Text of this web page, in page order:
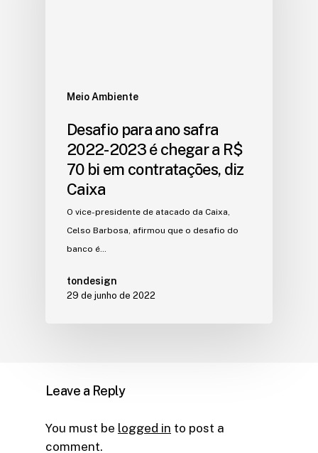
Meio Ambiente
Desafio para ano safra
2022-2023 é chegar a R$
70 bi em contratações, diz
Caixa
O vice-presidente de atacado da Caixa,
Celso Barbosa, afirmou que o desafio do
banco é…
tondesign
29 de junho de 2022
Leave a Reply
You must be logged in to post a
comment.